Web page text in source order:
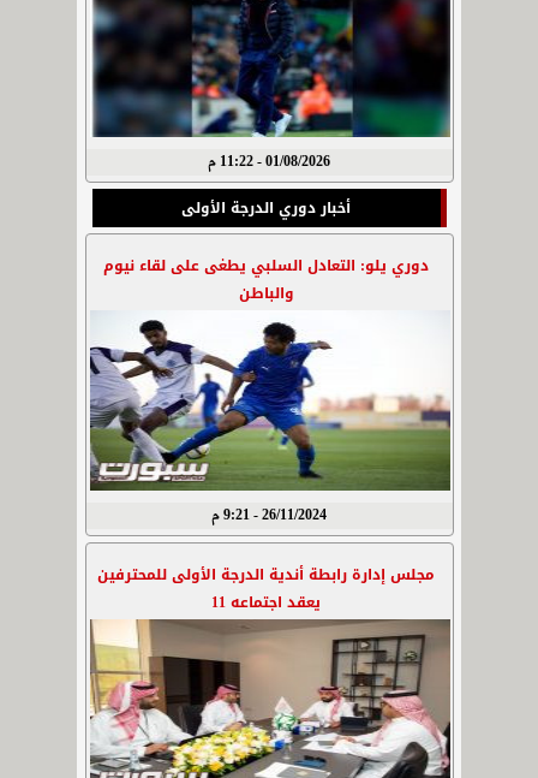
01/08/2026 - 11:22 م
أخبار دوري الدرجة الأولى
دوري يلو: التعادل السلبي يطغى على لقاء نيوم
والباطن
26/11/2024 - 9:21 م
مجلس إدارة رابطة أندية الدرجة الأولى للمحترفين
يعقد اجتماعه 11